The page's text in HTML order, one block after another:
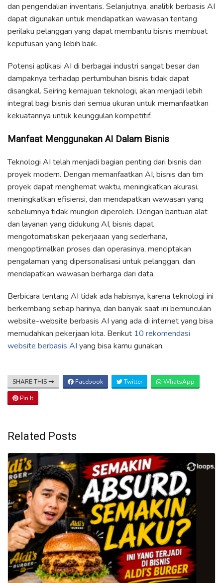
dan pengendalian inventaris. Selanjutnya, analitik berbasis AI
dapat digunakan untuk mendapatkan wawasan tentang
perilaku pelanggan yang dapat membantu bisnis membuat
keputusan yang lebih baik.
Potensi aplikasi AI di berbagai industri sangat besar dan
dampaknya terhadap pertumbuhan bisnis tidak dapat
disangkal. Seiring kemajuan teknologi, akan menjadi lebih
integral bagi bisnis dari semua ukuran untuk memanfaatkan
kekuatannya untuk keunggulan kompetitif.
Manfaat Menggunakan AI Dalam Bisnis
Teknologi AI telah menjadi bagian penting dari bisnis dan
proyek modern. Dengan memanfaatkan AI, bisnis dan tim
proyek dapat menghemat waktu, meningkatkan akurasi,
meningkatkan efisiensi, dan mendapatkan wawasan yang
sebelumnya tidak mungkin diperoleh. Dengan bantuan alat
dan layanan yang didukung AI, bisnis dapat
mengotomatiskan pekerjaaan yang sederhana,
mengoptimalkan proses dan operasinya, menciptakan
pengalaman yang dipersonalisasi untuk pelanggan, dan
mendapatkan wawasan berharga dari data.
Berbicara tentang AI tidak ada habisnya, karena teknologi ini
berkembang setiap harinya, dan banyak saat ini bemunculan
website-website berbasis AI yang ada di internet yang bisa
memudahkan pekerjaan kita. Berikut 10 rekomendasi
website berbasis AI yang bisa kamu gunakan.
SHARE THIS Facebook Twitter WhatsApp
Pin It
Related Posts